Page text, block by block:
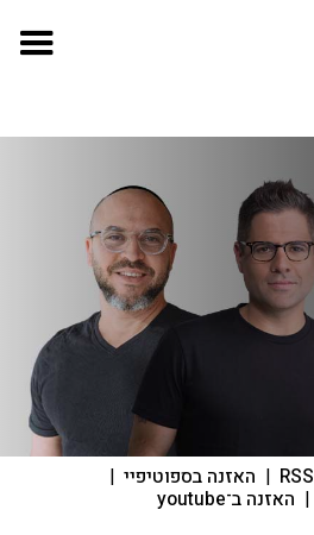
RSS
| האזנה בספוטיפיי |
| האזנה ב־youtube